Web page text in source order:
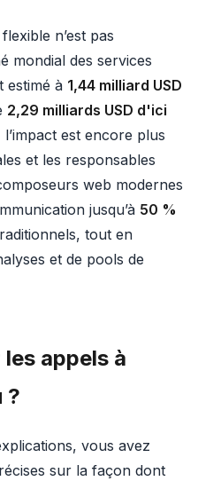
n’est pas
mondial des services
estimé à 1,44 milliard USD
2,29 milliards USD d'ici
est encore plus
et les responsables
web modernes
jusqu’à 50 %
tout en
et de pools de
appels à
?
vous avez
sur la façon dont